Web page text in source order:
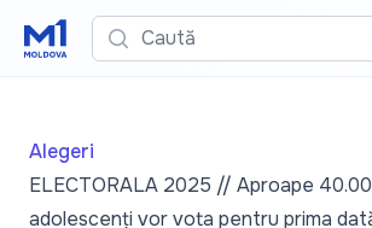
Caută
Alegeri
ELECTORALA 2025 // Aproape
adolescenți vor vota pentru prima